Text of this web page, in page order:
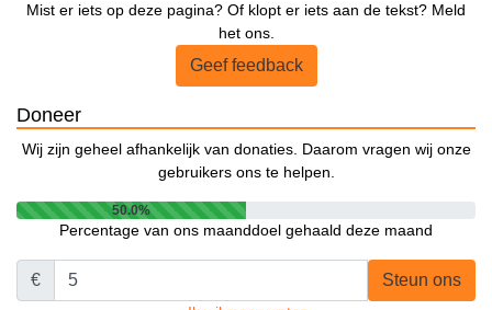
Mist er iets op deze pagina? Of klopt er iets aan de tekst? Meld
het ons.
Geef feedback
Doneer
Wij zijn geheel afhankelijk van donaties. Daarom vragen wij onze
gebruikers ons te helpen.
50.0%
Percentage van ons maanddoel gehaald deze maand
€ Steun ons